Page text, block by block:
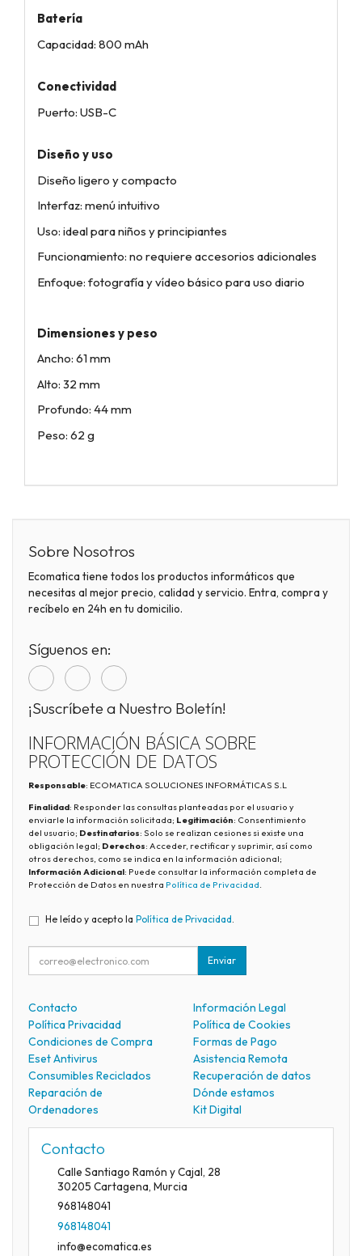
Batería
Capacidad: 800 mAh
Conectividad
Puerto: USB-C
Diseño y uso
Diseño ligero y compacto
Interfaz: menú intuitivo
Uso: ideal para niños y principiantes
Funcionamiento: no requiere accesorios adicionales
Enfoque: fotografía y vídeo básico para uso diario
Dimensiones y peso
Ancho: 61 mm
Alto: 32 mm
Profundo: 44 mm
Peso: 62 g
Sobre Nosotros
Ecomatica tiene todos los productos informáticos que
necesitas al mejor precio, calidad y servicio. Entra, compra y
recíbelo en 24h en tu domicilio.
Síguenos en:
¡Suscríbete a Nuestro Boletín!
INFORMACIÓN BÁSICA SOBRE
PROTECCIÓN DE DATOS
Responsable: ECOMATICA SOLUCIONES INFORMÁTICAS S.L
Finalidad: Responder las consultas planteadas por el usuario y
enviarle la información solicitada; Legitimación: Consentimiento
del usuario; Destinatarios: Solo se realizan cesiones si existe una
obligación legal; Derechos: Acceder, rectificar y suprimir, así como
otros derechos, como se indica en la información adicional;
Información Adicional: Puede consultar la información completa de
Protección de Datos en nuestra Política de Privacidad
He leído y acepto la Política de Privacidad.
Enviar
Contacto
Información Legal
Política Privacidad
Política de Cookies
Condiciones de Compra
Formas de Pago
Eset Antivirus
Asistencia Remota
Consumibles Reciclados
Recuperación de datos
Reparación de
Ordenadores
Dónde estamos
Kit Digital
Contacto
Calle Santiago Ramón y Cajal, 28
30205 Cartagena, Murcia
968148041
968148041
info@ecomatica.es